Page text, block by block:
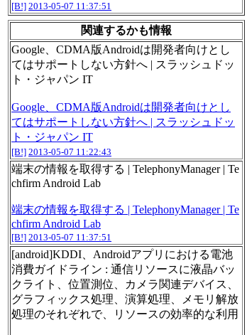
[B!] 2013-05-07 11:37:51
関連するかも情報
Google、CDMA版Androidは開発者向けとし
てはサポートしない方針へ | スラッシュドッ
ト・ジャパン IT
Google、CDMA版Androidは開発者向けとし
てはサポートしない方針へ | スラッシュドッ
ト・ジャパン IT
[B!] 2013-05-07 11:22:43
端末の情報を取得する | TelephonyManager | Te
chfirm Android Lab
端末の情報を取得する | TelephonyManager | Te
chfirm Android Lab
[B!] 2013-05-07 11:37:51
[android]KDDI、Androidアプリにおける電池
消費ガイドライン : 通信リソースに液晶バッ
クライト、位置測位、カメラ関連デバイス、
グラフィックス処理、演算処理、メモリ解放
処理のそれぞれで、リソースの効率的な利用